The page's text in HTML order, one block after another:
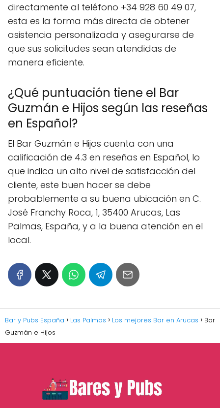
directamente al teléfono +34 928 60 49 07,
esta es la forma más directa de obtener
asistencia personalizada y asegurarse de
que sus solicitudes sean atendidas de
manera eficiente.
¿Qué puntuación tiene el Bar
Guzmán e Hijos según las reseñas
en Español?
El Bar Guzmán e Hijos cuenta con una
calificación de 4.3 en reseñas en Español, lo
que indica un alto nivel de satisfacción del
cliente, este buen hacer se debe
probablemente a su buena ubicación en C.
José Franchy Roca, 1, 35400 Arucas, Las
Palmas, España, y a la buena atención en el
local.
Bar y Pubs España Las Palmas Los mejores Bar en Arucas
Bar
Guzmán e Hijos